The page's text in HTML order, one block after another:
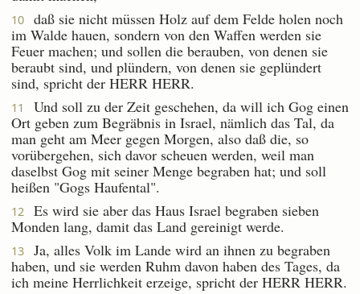
10
daß sie nicht müssen Holz auf dem Felde holen noch
im Walde hauen, sondern von den Waffen werden sie
Feuer machen; und sollen die berauben, von denen sie
beraubt sind, und plündern, von denen sie geplündert
sind, spricht der HERR HERR.
11
Und soll zu der Zeit geschehen, da will ich Gog einen
Ort geben zum Begräbnis in Israel, nämlich das Tal, da
man geht am Meer gegen Morgen, also daß die, so
vorübergehen, sich davor scheuen werden, weil man
daselbst Gog mit seiner Menge begraben hat; und soll
heißen "Gogs Haufental".
12
Es wird sie aber das Haus Israel begraben sieben
Monden lang, damit das Land gereinigt werde.
13
Ja, alles Volk im Lande wird an ihnen zu begraben
haben, und sie werden Ruhm davon haben des Tages, da
ich meine Herrlichkeit erzeige, spricht der HERR HERR.